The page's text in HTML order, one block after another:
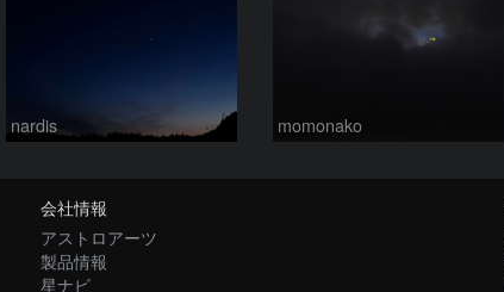
nardis momonako
会社情報
アストロアーツ
製品情報
星ナビ